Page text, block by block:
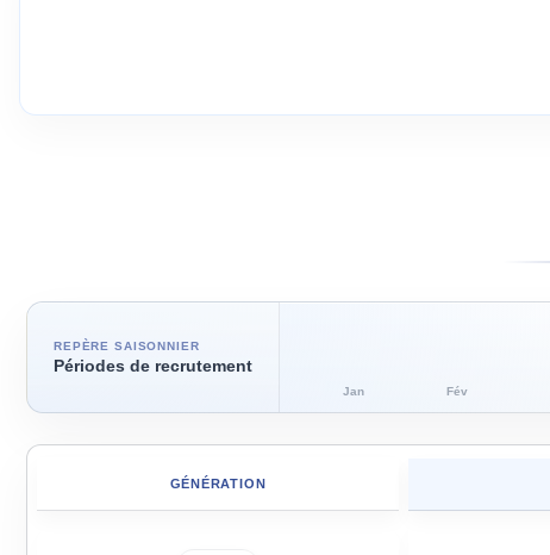
REPÈRE SAISONNIER
Périodes de recrutement
Jan Fév
GÉNÉRATION